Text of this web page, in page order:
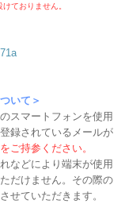
ておりません。
いて＞
スマートフォンを使用
録されているメールが
ご持参ください。
などにより端末が使用
だけません。その際の
せていただきます。